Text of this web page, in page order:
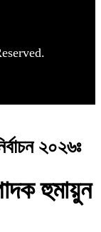
২০২৬ঃ
হুমায়ুন